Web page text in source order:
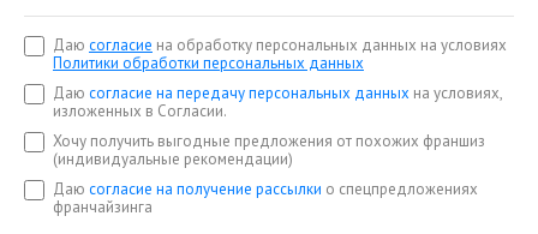
Даю согласие на обработку персональных данных на условиях
Политики обработки персональных данных
Даю согласие на передачу персональных данных на условиях,
изложенных в Согласии.
Хочу получить выгодные предложения от похожих франшиз
(индивидуальные рекомендации)
Даю согласие на получение рассылки о спецпредложениях
франчайзинга